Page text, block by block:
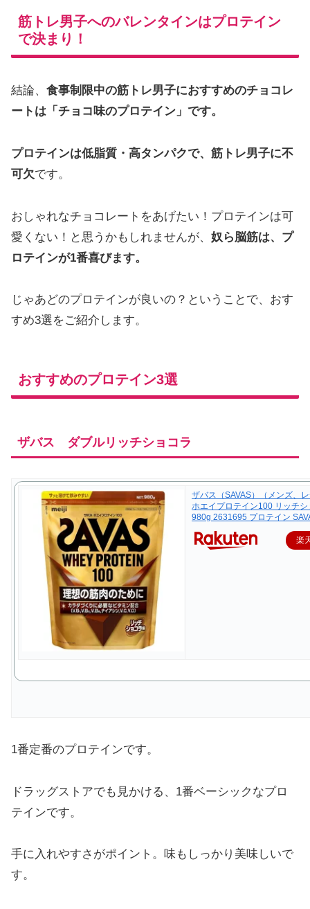
筋トレ男子へのバレンタインはプロテイン
で決まり！
結論、 食事制限中の筋トレ男子におすすめのチョコレ
ートは「チョコ味のプロテイン」です。
プロテインは低脂質・高タンパクで、筋トレ男子に不
可欠です。
おしゃれなチョコレートをあげたい！プロテインは可
愛くない！と思うかもしれませんが、 奴ら脳筋は、プ
ロテインが1番喜びます。
じゃあどのプロテインが良いの？ということで、おす
すめ3選をご紹介します。
おすすめのプロテイン3選
ザバス ダブルリッチショコラ
ザバス（SAVAS）（メンズ、
ホエイプロテイン100 リッチシ
980g 2631695 プロテイン
楽
1番定番のプロテインです。
ドラッグストアでも見かける、1番ベーシックなプロ
テインです。
手に入れやすさがポイント。味もしっかり美味しいで
す。